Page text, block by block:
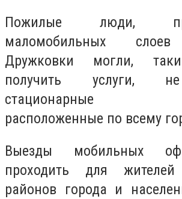
Пожилые люди,
маломобильных слоев
Дружковки могли,
получить услуги,
стационарные
расположенные по всему
Выезды мобильных
проходить для жителей
районов города и